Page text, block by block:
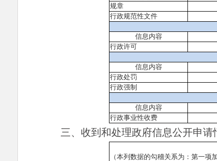
规章
行政规范性文件
信息内容
行政许可
信息内容
行政处罚
行政强制
信息内容
行政事业性收费
三、收到和处理政府信息公开申请
（本列数据的勾稽关系为：第一项